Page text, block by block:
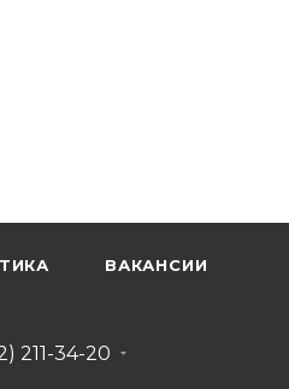
ВАКАНСИИ
211-34-20